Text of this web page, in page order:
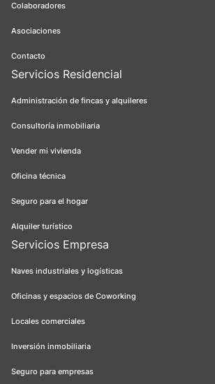
Colaboradores
Asociaciones
Contacto
Servicios Residencial
Administración de fincas y alquileres
Consultoría inmobiliaria
Vender mi vivienda
Oficina técnica
Seguro para el hogar
Alquiler turístico
Servicios Empresa
Naves industriales y logísticas
Oficinas y espacios de Coworking
Locales comerciales
Inversión inmobiliaria
Seguro para empresas